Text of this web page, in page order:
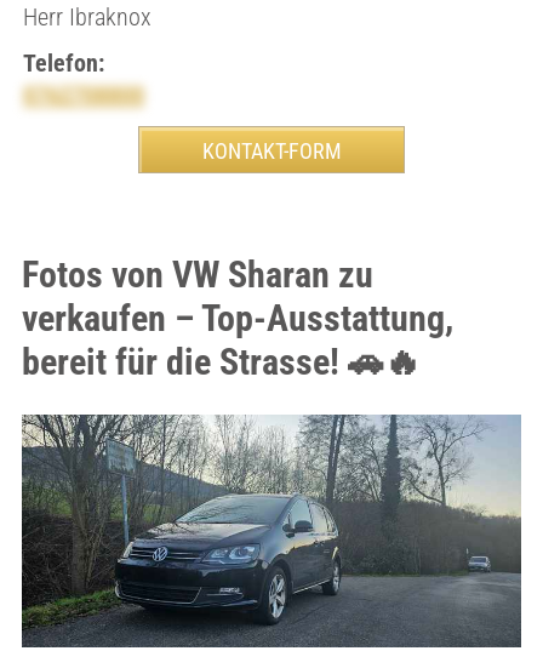
Herr Ibraknox
Telefon:
0762708800
Fotos von VW Sharan zu
verkaufen – Top-Ausstattung,
bereit für die Strasse! 🚗🔥